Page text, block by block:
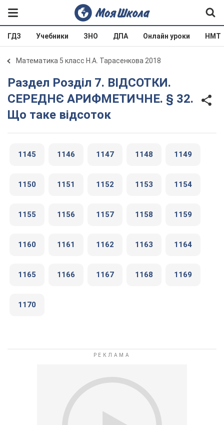
ГДЗ Учебники ЗНО ДПА Онлайн уроки НМТ
Математика 5 класс Н.А. Тарасенкова 2018
Раздел Розділ 7. ВІДСОТКИ.
СЕРЕДНЄ АРИФМЕТИЧНЕ. § 32.
Що таке відсоток
1145 1146 1147 1148 1149
1150 1151 1152 1153 1154
1155 1156 1157 1158 1159
1160 1161 1162 1163 1164
1165 1166 1167 1168 1169
1170